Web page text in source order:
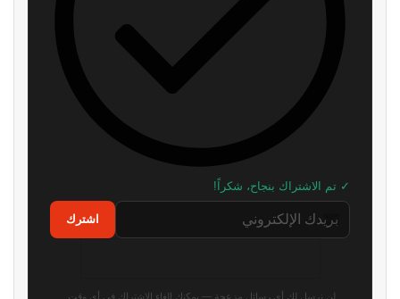
✓ تم الاشتراك بنجاح، شكراً!
اشترك
لن نرسل لك أي رسائل مزعجة — يمكنك إلغاء الاشتراك في أي وقت.